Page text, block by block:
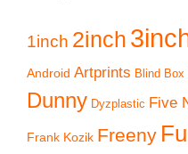
1inch 2inch
Android Artprints Blind Box
Dunny Dyzplastic Five
Frank Kozik Freeny